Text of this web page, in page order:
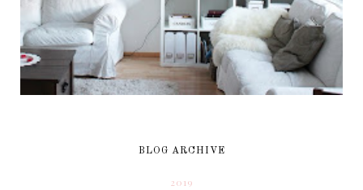
BLOG ARCHIVE
2019